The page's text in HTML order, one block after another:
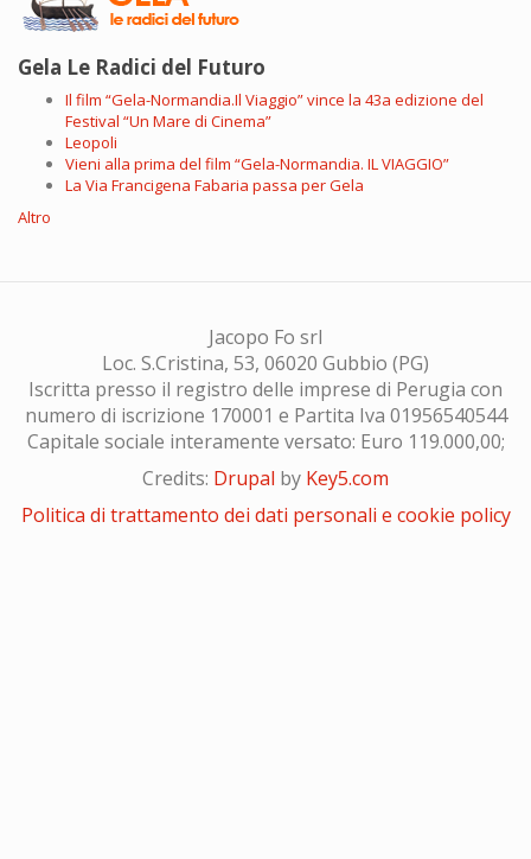
Gela Le Radici del Futuro
Il film “Gela-Normandia.Il Viaggio” vince la 43a edizione del
Festival “Un Mare di Cinema”
Leopoli
Vieni alla prima del film “Gela-Normandia. IL VIAGGIO”
La Via Francigena Fabaria passa per Gela
Altro
Jacopo Fo srl
Loc. S.Cristina, 53, 06020 Gubbio (PG)
Iscritta presso il registro delle imprese di Perugia con
numero di iscrizione 170001 e Partita Iva 01956540544
Capitale sociale interamente versato: Euro 119.000,00;
Credits: Drupal by Key5.com
Politica di trattamento dei dati personali e cookie policy